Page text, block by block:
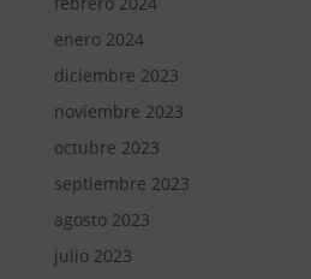
enero 2024
diciembre 2023
noviembre 2023
octubre 2023
septiembre 2023
agosto 2023
julio 2023